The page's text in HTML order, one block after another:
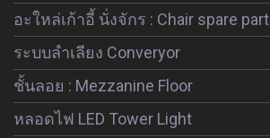
อะใหล่เก้าอี้ นั่งจักร : Chair spare part
ระบบลำเลียง Converyor
ชั้นลอย : Mezzanine Floor
หลอดไฟ LED Tower Light